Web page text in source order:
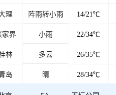
理 阵雨转小雨 14/21℃
家界 小雨 22/34℃
林 多云 26/35℃
岛 晴 28/34℃